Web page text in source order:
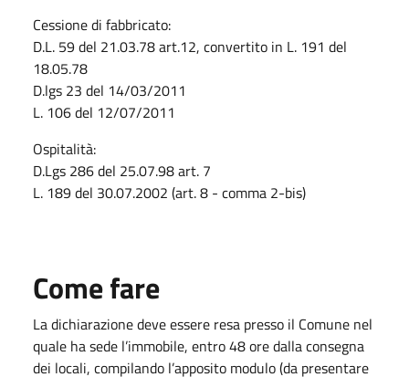
Cessione di fabbricato:
D.L. 59 del 21.03.78 art.12, convertito in L. 191 del
18.05.78
D.lgs 23 del 14/03/2011
L. 106 del 12/07/2011
Ospitalità:
D.Lgs 286 del 25.07.98 art. 7
L. 189 del 30.07.2002 (art. 8 - comma 2-bis)
Come fare
La dichiarazione deve essere resa presso il Comune nel
quale ha sede l’immobile, entro 48 ore dalla consegna
dei locali, compilando l’apposito modulo (da presentare